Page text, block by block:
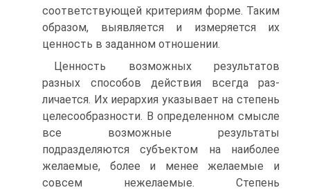
соответствующей критериям форме. Таким
образом, выявляется и измеряется их
ценность в заданном отношении.
Ценность возможных результатов
разных способов действия всегда раз­
личается. Их иерархия указывает на степень
целесообразности. В опреде­ленном смысле
все возможные результаты
подразделяются субъектом на наиболее
желаемые, более и менее желаемые и
совсем нежелаемые. Сте­пень